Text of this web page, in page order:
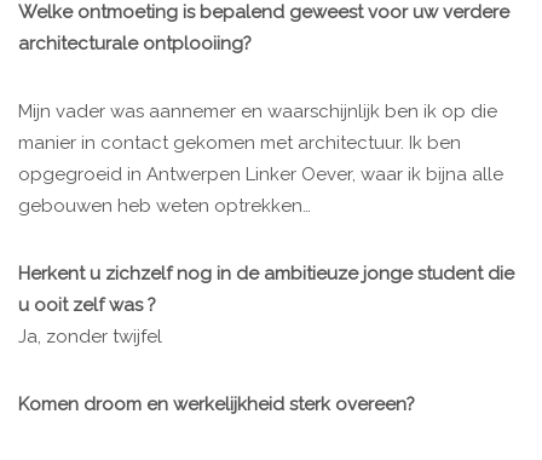
Welke ontmoeting is bepalend geweest voor uw verdere
architecturale ontplooiing?
Mijn vader was aannemer en waarschijnlijk ben ik op die
manier in contact gekomen met architectuur. Ik ben
opgegroeid in Antwerpen Linker Oever, waar ik bijna alle
gebouwen heb weten optrekken…
Herkent u zichzelf nog in de ambitieuze jonge student die
u ooit zelf was ?
Ja, zonder twijfel
Komen droom en werkelijkheid sterk overeen?